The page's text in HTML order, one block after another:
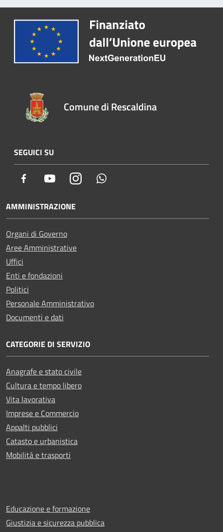
Comune di Rescaldina
SEGUICI SU
Facebook YoutubeInstagram
AMMINISTRAZIONE
Organi di Governo
Aree Amministrative
Uffici
Enti e fondazioni
Politici
Personale Amministrativo
Documenti e dati
CATEGORIE DI SERVIZIO
Anagrafe e stato civile
Cultura e tempo libero
Vita lavorativa
Imprese e Commercio
Appalti pubblici
Catasto e urbanistica
Mobilità e trasporti
Educazione e formazione
Giustizia e sicurezza pubblica